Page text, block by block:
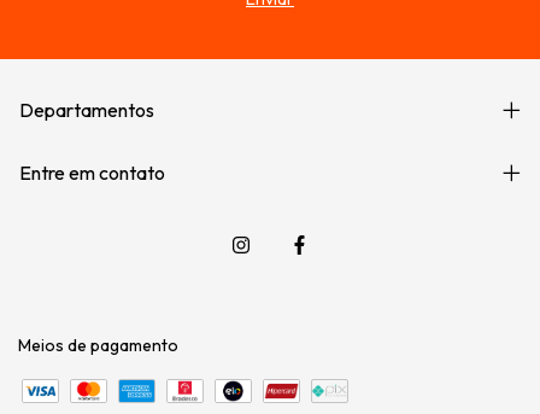
Departamentos
Entre em contato
Meios de pagamento